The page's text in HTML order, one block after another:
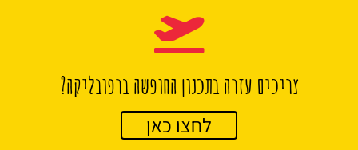
צריכים עזרה בתכנון החופשה ברפובליקה?
לחצו כאן